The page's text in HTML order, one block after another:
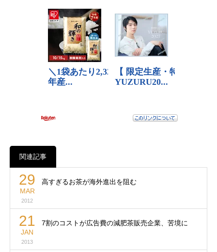
関連記事
29
MAR
2012
高すぎるお茶が海外進出を阻む
21
JAN
2013
7割のコストが広告費の減肥茶販売企業、苦境に